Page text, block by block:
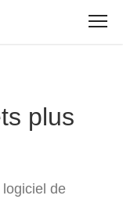
plus
de